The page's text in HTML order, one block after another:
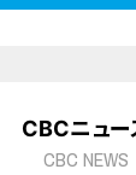
CBCニュー
CBC NEWS